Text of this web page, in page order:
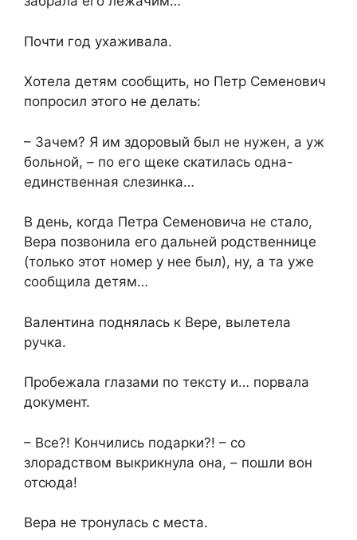
Почти год ухаживала.
Хотела детям сообщить, но Петр Семенович
попросил этого не делать:
– Зачем? Я им здоровый был не нужен, а уж
больной, – по его щеке скатилась одна-
единственная слезинка…
В день, когда Петра Семеновича не стало,
Вера позвонила его дальней родственнице
(только этот номер у нее был), ну, а та уже
сообщила детям…
Валентина поднялась к Вере, вылетела
ручка.
Пробежала глазами по тексту и… порвала
документ.
– Все?! Кончились подарки?! – со
злорадством выкрикнула она, – пошли вон
отсюда!
Вера не тронулась с места.